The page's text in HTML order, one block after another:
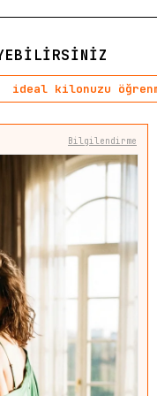
ideal kilonuzu
Bilgilendirme